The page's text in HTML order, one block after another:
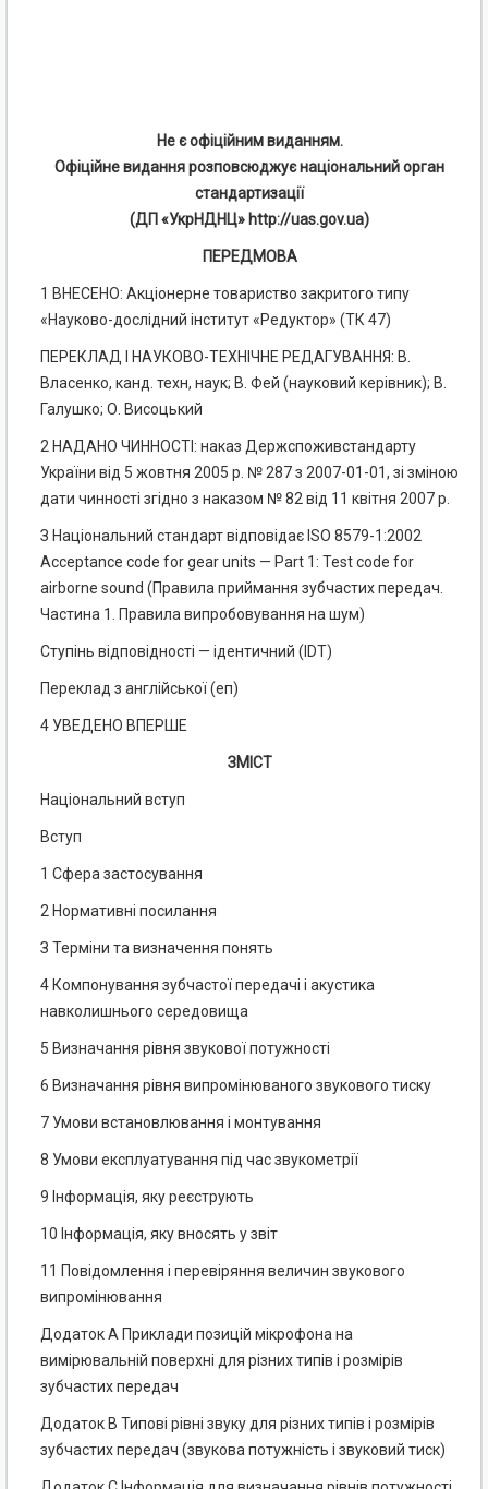
Не є офіційним виданням.
Офіційне видання розповсюджує національний орган
стандартизації
(ДП «УкрНДНЦ» http://uas.gov.ua)
ПЕРЕДМОВА
1 ВНЕСЕНО: Акціонерне товариство закритого типу
«Науково-дослідний інститут «Редуктор» (ТК 47)
ПЕРЕКЛАД І НАУКОВО-ТЕХНІЧНЕ РЕДАГУВАННЯ: В.
Власенко, канд. техн, наук; В. Фей (науковий керівник); В.
Галушко; О. Висоцький
2 НАДАНО ЧИННОСТІ: наказ Держспоживстандарту
України від 5 жовтня 2005 р. № 287 з 2007-01-01, зі зміною
дати чинності згідно з наказом № 82 від 11 квітня 2007 р.
З Національний стандарт відповідає ISO 8579-1:2002
Acceptance code for gear units — Part 1: Test code for
airborne sound (Правила приймання зубчастих передач.
Частина 1. Правила випробовування на шум)
Ступінь відповідності — ідентичний (IDT)
Переклад з англійської (еп)
4 УВЕДЕНО ВПЕРШЕ
ЗМІСТ
Національний вступ
Вступ
1 Сфера застосування
2 Нормативні посилання
З Терміни та визначення понять
4 Компонування зубчастої передачі і акустика
навколишнього середовища
5 Визначання рівня звукової потужності
6 Визначання рівня випромінюваного звукового тиску
7 Умови встановлювання і монтування
8 Умови експлуатування під час звукометрії
9 Інформація, яку реєструють
10 Інформація, яку вносять у звіт
11 Повідомлення і перевіряння величин звукового
випромінювання
Додаток А Приклади позицій мікрофона на
вимірювальній поверхні для різних типів і розмірів
зубчастих передач
Додаток В Типові рівні звуку для різних типів і розмірів
зубчастих передач (звукова потужність і звуковий тиск)